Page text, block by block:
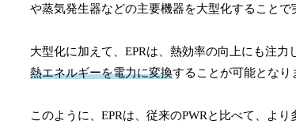
や蒸気発生器などの主要機器を大型化することで
大型化に加えて、EPRは、熱効率の向上にも注
熱エネルギーを電力に変換することが可能となり
このように、EPRは、従来のPWRと比べて、よ